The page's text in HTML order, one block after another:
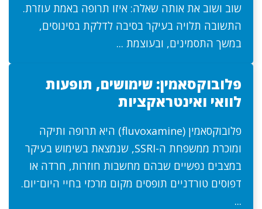
שוב ושוב את אותה שאלה: איזו תרופה באמת עוזרת.
התשובה תלויה בעיקר בסיבה לדלקת בסינוסים,
במשך התסמינים, ובעוצמת ...
פלובוקסאמין: שימושים, תופעות
לוואי ואינטראקציות
פלובוקסאמין (fluvoxamine) היא תרופה ותיקה
ומוכרת ממשפחת ה-SSRI, שנמצאת בשימוש בעיקר
במצבים נפשיים שבהם מחשבות חוזרות, חרדה או
דפוסים טורדניים תופסים מקום מרכזי בחיי היום־יום.
...